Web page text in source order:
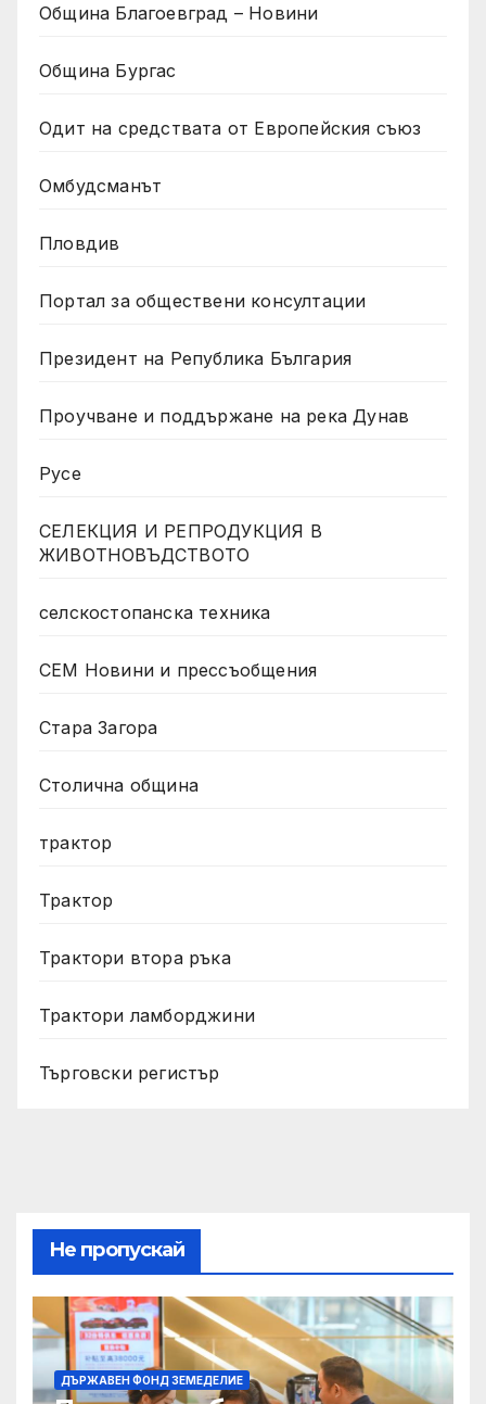
Община Благоевград – Новини
Община Бургас
Одит на средствата от Европейския съюз
Омбудсманът
Пловдив
Портал за обществени консултации
Президент на Република България
Проучване и поддържане на река Дунав
Русе
СЕЛЕКЦИЯ И РЕПРОДУКЦИЯ В
ЖИВОТНОВЪДСТВОТО
селскостопанска техника
СЕМ Новини и прессъобщения
Стара Загора
Столична община
трактор
Трактор
Трактори втора ръка
Трактори ламборджини
Търговски регистър
Не пропускай
ДЪРЖАВЕН ФОНД ЗЕМЕДЕЛИЕ